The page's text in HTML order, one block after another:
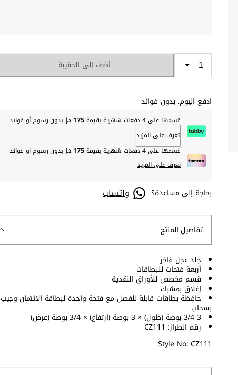
أضف إلى الحقيبة
ادفع اليوم. بدون فوائد
قسمها على 4 دفعات شهرية بقيمة 175 د.إ
بدون رسوم أو فوائد
تعرف على المزيد
قسمها على 4 دفعات شهرية بقيمة
175 د.إ
بدون رسوم أو فوائد
تعرف على المزيد
بحاجة إلى مساعدة؟ واتساب
تفاصيل المنتج
جلد عجل فاخر
أربعة فتحات للبطاقات
قسم مخصص للأوراق النقدية
إغلاق بمشبك
حافظة بطاقات قابلة للفصل مع فتحة واحدة لبطاقة الائتمان وجيب
بسحاب
3 3/4 بوصة (طول) × 3 بوصة (ارتفاع) × 3/4 بوصة (عرض)
رقم الطراز: CZ111
Style No: CZ111